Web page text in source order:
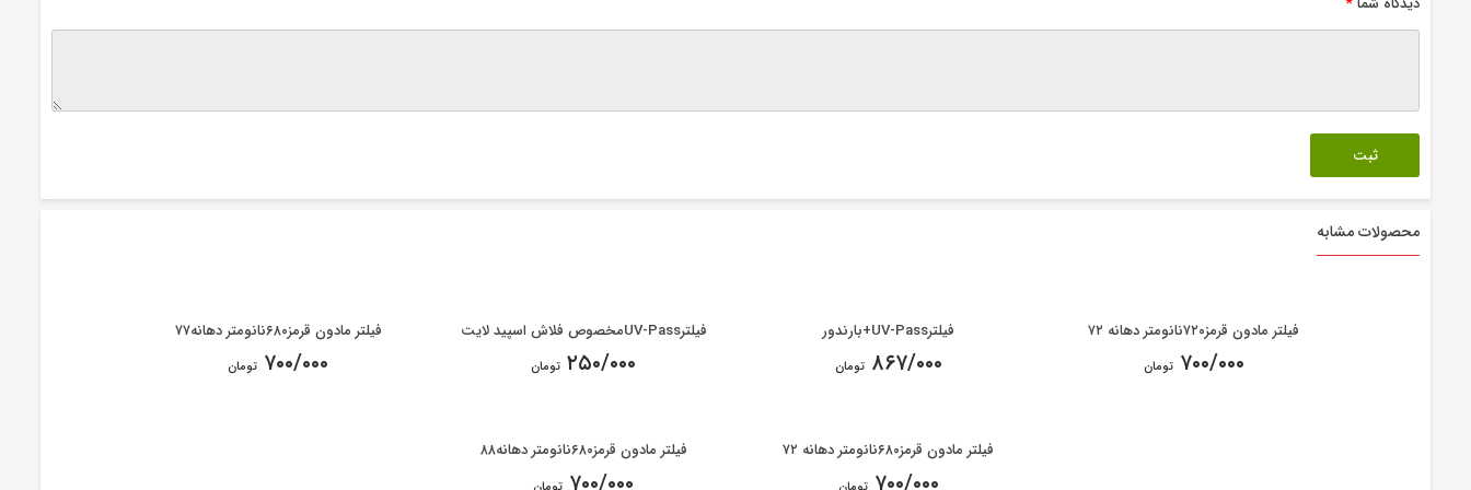
محصولات مشابه
فیلتر مادون قرمز۷۲۰نانومتر دهانه ۷۲
۷۰۰/۰۰۰ تومان
فیلترUV-Pass+بارندور
۸۶۷/۰۰۰ تومان
فیلترUV-Passمخصوص فلاش اسپید لایت
۲۵۰/۰۰۰ تومان
فیلتر مادون قرمز۶۸۰نانومتر دهانه۷۷
۷۰۰/۰۰۰ تومان
فیلتر مادون قرمز۶۸۰نانومتر دهانه ۷۲ فیلتر مادون قرمز۶۸۰نانومتر دهانه۸۸